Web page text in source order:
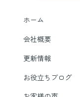
ホーム
会社概要
更新情報
お役立ちブログ